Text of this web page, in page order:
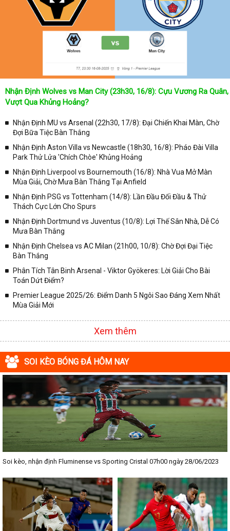
Nhận Định Wolves vs Man City (23h30, 16/8): Cựu Vương Ra Quân,
Vượt Qua Khủng Hoảng?
Nhận Định MU vs Arsenal (22h30, 17/8): Đại Chiến Khai Màn, Chờ
Đợi Bữa Tiệc Bàn Thắng
Nhận Định Aston Villa vs Newcastle (18h30, 16/8): Pháo Đài Villa
Park Thử Lửa 'Chích Chòe' Khủng Hoảng
Nhận Định Liverpool vs Bournemouth (16/8): Nhà Vua Mở Màn
Mùa Giải, Chờ Mưa Bàn Thắng Tại Anfield
Nhận Định PSG vs Tottenham (14/8): Lần Đầu Đối Đầu & Thử
Thách Cực Lớn Cho Spurs
Nhận Định Dortmund vs Juventus (10/8): Lợi Thế Sân Nhà, Dễ Có
Mưa Bàn Thắng
Nhận Định Chelsea vs AC Milan (21h00, 10/8): Chờ Đợi Đại Tiệc
Bàn Thắng
Phân Tích Tân Binh Arsenal - Viktor Gyökeres: Lời Giải Cho Bài
Toán Dứt Điểm?
Premier League 2025/26: Điểm Danh 5 Ngôi Sao Đáng Xem Nhất
Mùa Giải Mới
Xem thêm
SOI KÈO BÓNG ĐÁ HÔM NAY
Soi kèo, nhận định Fluminense vs Sporting Cristal 07h00 ngày 28/06/2023